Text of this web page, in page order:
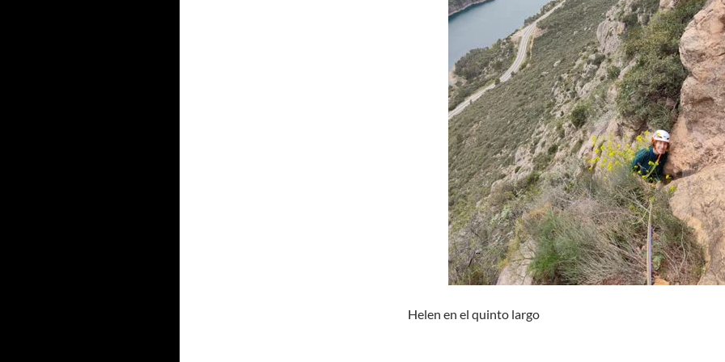
Helen en el quinto largo